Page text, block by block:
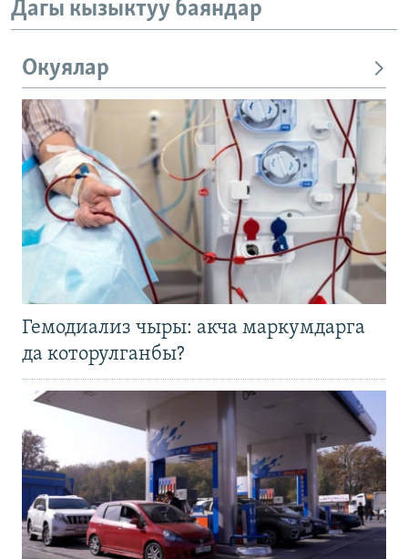
Дагы кызыктуу баяндар
Окуялар
Гемодиализ чыры: акча маркумдарга
да которулганбы?